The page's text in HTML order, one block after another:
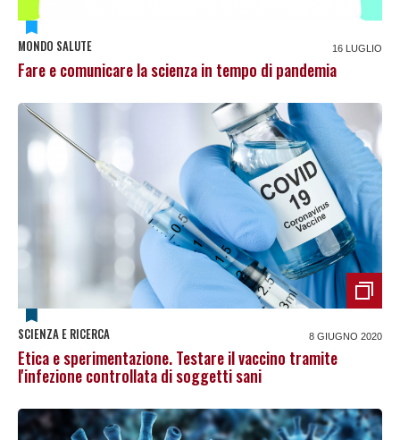
MONDO SALUTE 16 LUGLIO
Fare e comunicare la scienza in tempo di pandemia
SCIENZA E RICERCA 8 GIUGNO 2020
Etica e sperimentazione. Testare il vaccino tramite
l'infezione controllata di soggetti sani